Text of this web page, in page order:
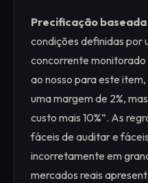
Precificação
condições definidas por
concorrente
ao nosso para este
uma margem de 2%,
custo mais 10%”. As
fáceis de auditar e
incorretamente em
mercados reais